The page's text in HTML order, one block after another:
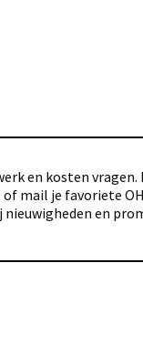
en kosten
of mail je favoriete
en